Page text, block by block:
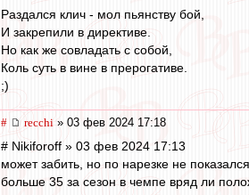
Раздался клич - мол пьянству бой,
И закрепили в директиве.
Но как же совладать с собой,
Коль суть в вине в прерогативе.
;)
# recchi » 03 фев 2024 17:18
# Nikiforoff » 03 фев 2024 17:13
может забить, но по нарезке не
больше 35 за сезон в чемпе вряд ли